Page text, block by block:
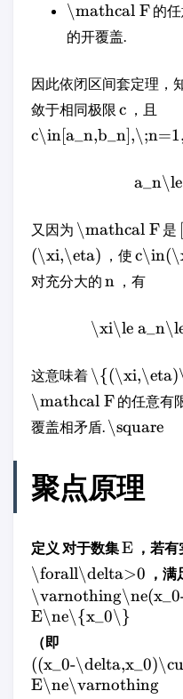
\mathcal F 的
的开覆盖.
因此依闭区间套定理，
敛于相同极限 c ，且
又因为 \mathcal F 是
(\xi,\eta) ，使
对充分大的 n ，有
\xi\le
这意味着
\mathcal F 的任意有
覆盖相矛盾. \square
聚点原理
定义 对于数集E ，若
\forall\delta>0 ，满
E\ne\{x_0\}
（即
((x_0-
E\ne\varnothing